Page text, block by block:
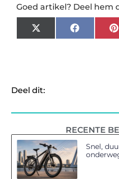
Goed artikel? Deel hem
X
(Twitter)
Facebook
Deel dit:
RECENTE
Snel,